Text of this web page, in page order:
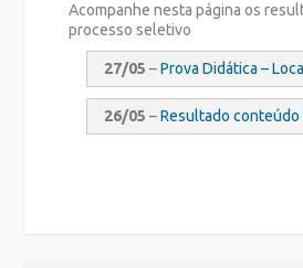
Acompanhe nesta página os
processo seletivo
27/05–Prova Didática –
26/05–Resultado